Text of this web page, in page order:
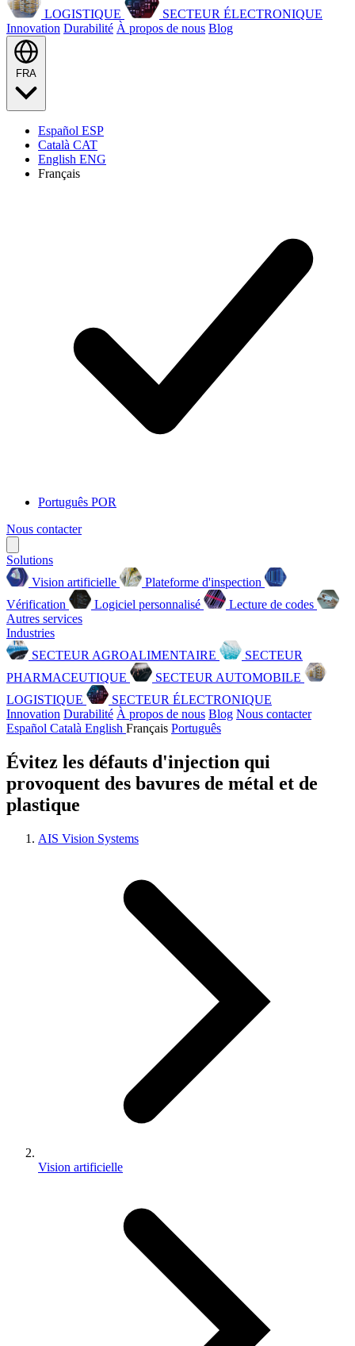
LOGISTIQUE
SECTEUR ÉLECTRONIQUE
Innovation Durabilité À propos de nous Blog
Español ESP
Català CAT
English ENG
Français
Português POR
Nous contacter
Solutions
Vision artificielle
Plateforme d'inspection
Vérification
Logiciel personnalisé
Lecture de codes
Autres services
Industries
SECTEUR AGROALIMENTAIRE
SECTEUR
PHARMACEUTIQUE
SECTEUR AUTOMOBILE
LOGISTIQUE
SECTEUR ÉLECTRONIQUE
Innovation Durabilité À propos de nous Blog Nous contacter
Español Català English Français Português
Évitez les défauts d'injection qui
provoquent des bavures de métal et de
plastique
AIS Vision Systems
Vision artificielle